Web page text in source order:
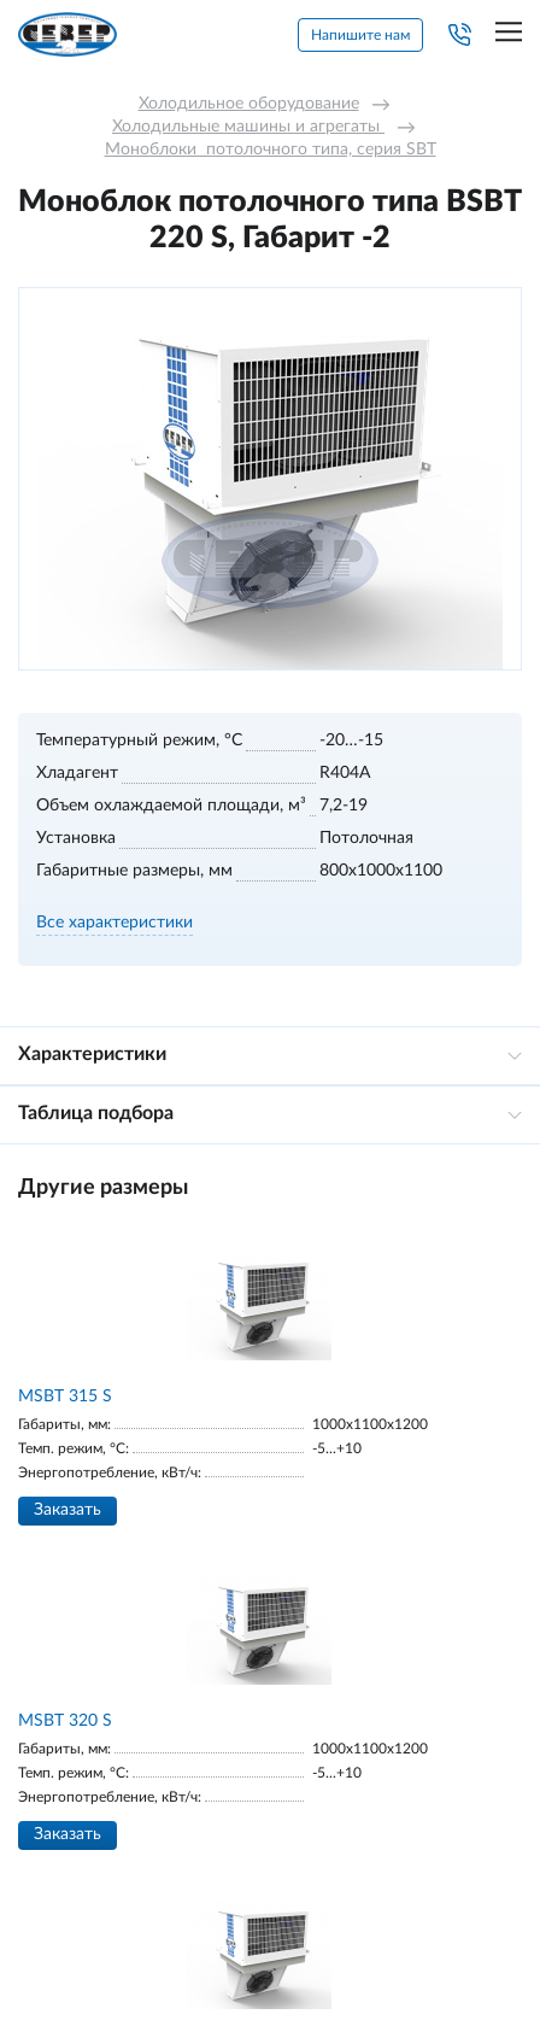
Напишите нам
Холодильное оборудование →
Холодильные машины и агрегаты →
Моноблоки  потолочного типа, серия SBT
Моноблок потолочного типа BSBT
220 S, Габарит -2
Температурный режим, °С
-20…-15
Хладагент
R404A
Объем охлаждаемой площади, м³
7,2-19
Установка
Потолочная
Габаритные размеры, мм
800х1000х1100
Все характеристики
Характеристики
Таблица подбора
Другие размеры
MSBT 315 S
Габариты, мм:
1000х1100х1200
Темп. режим, °С:
-5...+10
Энергопотребление, кВт/ч:
Заказать
MSBT 320 S
Габариты, мм:
1000х1100х1200
Темп. режим, °С:
-5...+10
Энергопотребление, кВт/ч:
Заказать